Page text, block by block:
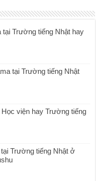
Trường tiếng Nhật hay
tại Trường tiếng Nhật
viện hay Trường tiếng
Trường tiếng Nhật ở